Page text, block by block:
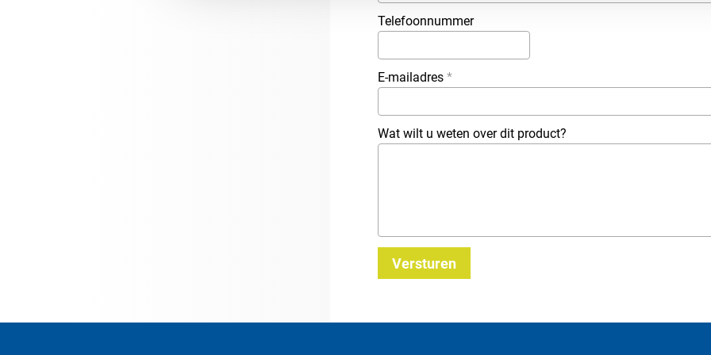
Telefoonnummer
E-mailadres *
Wat wilt u weten over dit product?
Versturen